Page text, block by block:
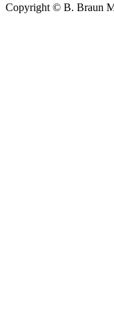
Copyright © B. Braun